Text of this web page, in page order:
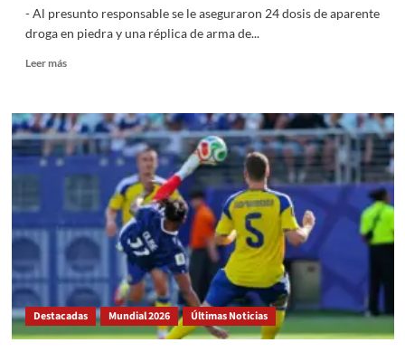
- ​Al presunto responsable se le aseguraron 24 dosis de aparente
droga en piedra y una réplica de arma de...
Leer másRead
POLICÍA
DE
TLALNEPANTLA
DETIENE
POR
DELITOS
CONTRA
LA
SALUD
Y
PORTACIÓN
DE
Destacadas Mundial 2026 Últimas Noticias